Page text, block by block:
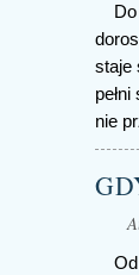
staje
nie